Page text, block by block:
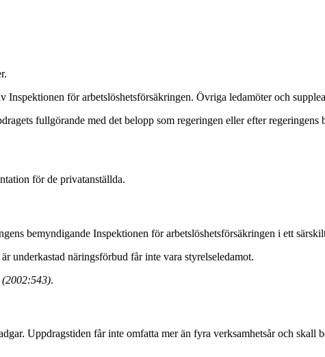
Inspektionen för arbetslöshetsförsäkringen. Övriga ledamöter och
fullgörande med det belopp som regeringen eller efter regeringens
för de privatanställda.
bemyndigande Inspektionen för arbetslöshetsförsäkringen i ett
underkastad näringsförbud får inte vara styrelseledamot.
(2002:543).
Uppdragstiden får inte omfatta mer än fyra verksamhetsår och skall